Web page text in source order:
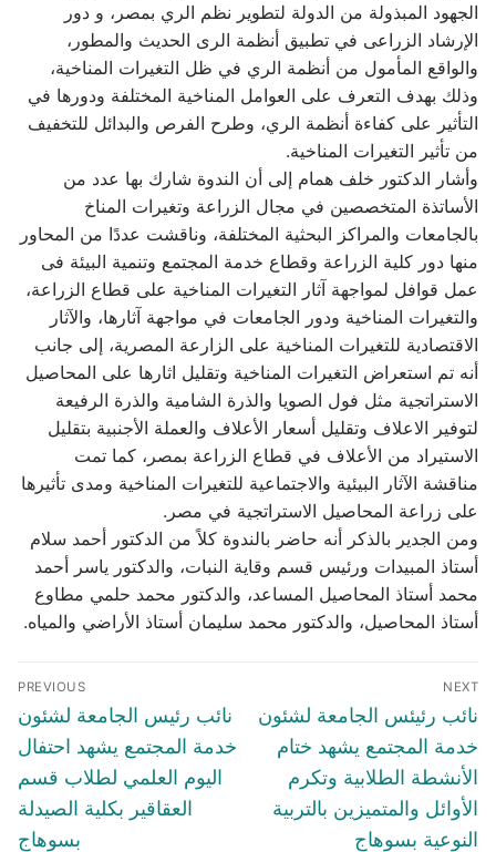
الجهود المبذولة من الدولة لتطوير نظم الري بمصر، و دور
الإرشاد الزراعى في تطبيق أنظمة الرى الحديث والمطور،
والواقع المأمول من أنظمة الري في ظل التغيرات المناخية،
وذلك بهدف التعرف على العوامل المناخية المختلفة ودورها في
التأثير على كفاءة أنظمة الري، وطرح الفرص والبدائل للتخفيف
من تأثير التغيرات المناخية.
وأشار الدكتور خلف همام إلى أن الندوة شارك بها عدد من
الأساتذة المتخصصين في مجال الزراعة وتغيرات المناخ
بالجامعات والمراكز البحثية المختلفة، وناقشت عددًا من المحاور
منها دور كلية الزراعة وقطاع خدمة المجتمع وتنمية البيئة فى
عمل قوافل لمواجهة آثار التغيرات المناخية على قطاع الزراعة،
والتغيرات المناخية ودور الجامعات في مواجهة آثارها، والآثار
الاقتصادية للتغيرات المناخية على الزارعة المصرية، إلى جانب
أنه تم استعراض التغيرات المناخية وتقليل اثارها على المحاصيل
الاستراتجية مثل فول الصويا والذرة الشامية والذرة الرفيعة
لتوفير الاعلاف وتقليل أسعار الأعلاف والعملة الأجنبية بتقليل
الاستيراد من الأعلاف في قطاع الزراعة بمصر، كما تمت
مناقشة الآثار البيئية والاجتماعية للتغيرات المناخية ومدى تأثيرها
على زراعة المحاصيل الاستراتجية في مصر.
ومن الجدير بالذكر أنه حاضر بالندوة كلاً من الدكتور أحمد سلام
أستاذ المبيدات ورئيس قسم وقاية النبات، والدكتور ياسر أحمد
محمد أستاذ المحاصيل المساعد، والدكتور محمد حلمي مطاوع
أستاذ المحاصيل، والدكتور محمد سليمان أستاذ الأراضي والمياه.
تصفّح
المقالات
PREVIOUS
Previous
post:
نائب رئيس الجامعة لشئون
خدمة المجتمع يشهد احتفال
اليوم العلمي لطلاب قسم
العقاقير بكلية الصيدلة
بسوهاج
NEXT
Next
post:
نائب رئيئس الجامعة لشئون
خدمة المجتمع يشهد ختام
الأنشطة الطلابية وتكرم
الأوائل والمتميزين بالتربية
النوعية بسوهاج